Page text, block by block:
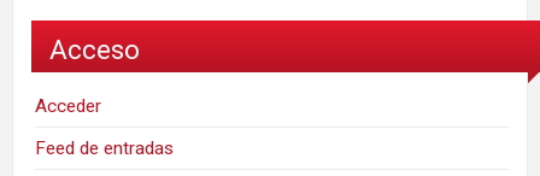
Acceso
Acceder
Feed de entradas